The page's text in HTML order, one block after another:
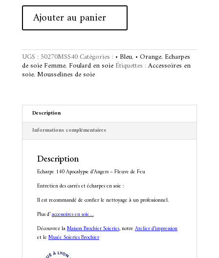
quantité
d'Angers
Fleuve
de
Ajouter au panier
A
t
:
UGS : 50270MSS40 Catégories : • Bleu, • Orange, Echarpes
de soie Femme, Foulard en soie Étiquettes : Accessoires en
soie, Mousselines de soie
Description
Informations complémentaires
Description
Echarpe 140 Apocalypse d’Angers – Fleuve de Feu
Entretien des carrés et écharpes en soie :
Il est recommandé de confier le nettoyage à un professionnel.
Plus d’accessoires en soie…
Découvrez laMaison Brochier Soieries, notreAtelier d’impression
et leMusée Soieries Brochier